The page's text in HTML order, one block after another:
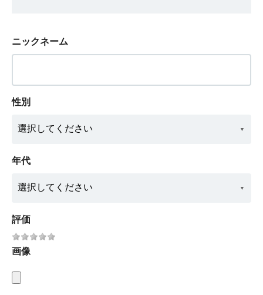
ニックネーム
性別
年代
評価
画像